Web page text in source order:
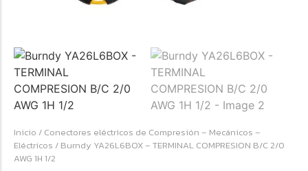
☆☆☆☆☆
Raychem HVT-Z-253/353-G – PUNTA
TERMINAL UNIP INT 35KV 2/0-350 MCM
(3UND/KIT)
para conexiones eléctricas, terminaciones y empalmes
industriales. Consulte este producto en Jprintech…
Inicio / Conectores eléctricos de Compresión – Mecánicos –
Eléctricos / Burndy YA26L6BOX – TERMINAL COMPRESION B/C 2/0
AWG 1H 1/2